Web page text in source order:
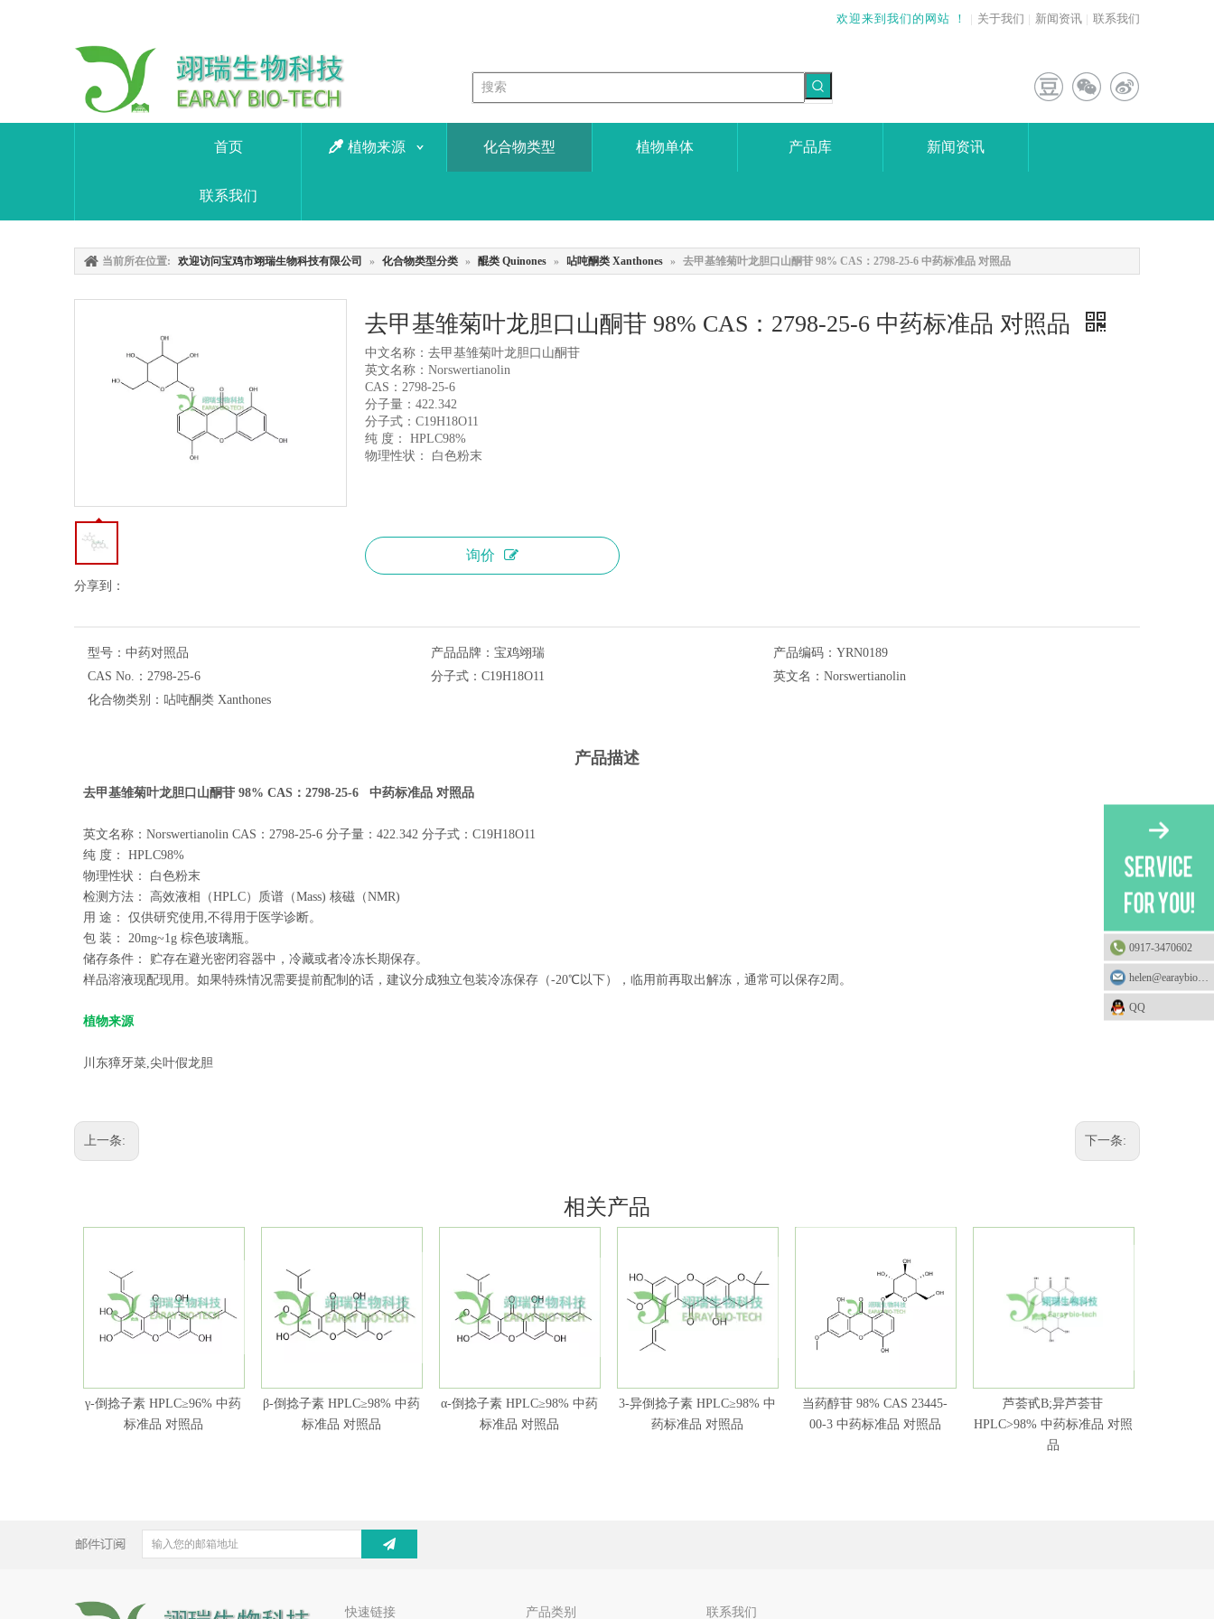
欢迎来到我们的网站 ！ | 关于我们 | 新闻资讯 | 联系我们
首页 植物来源 化合物类型 植物单体 产品库 新闻资讯
联系我们
当前所在位置: 欢迎访问宝鸡市翊瑞生物科技有限公司 » 化合物类型分类 » 醌类 Quinones » 呫吨酮类 Xanthones » 去甲基雏菊叶龙胆口山酮苷 98% CAS：2798-25-6 中药标准品 对照品
分享到：
去甲基雏菊叶龙胆口山酮苷 98% CAS：2798-25-6 中药标准品 对照品
中文名称：去甲基雏菊叶龙胆口山酮苷
英文名称：Norswertianolin
CAS：2798-25-6
分子量：422.342
分子式：C19H18O11
纯 度： HPLC98%
物理性状： 白色粉末
询价
型号： 中药对照品 产品品牌： 宝鸡翊瑞 产品编码： YRN0189
CAS No.： 2798-25-6 分子式： C19H18O11 英文名： Norswertianolin
化合物类别： 呫吨酮类 Xanthones
产品描述
去甲基雏菊叶龙胆口山酮苷 98% CAS：2798-25-6 中药标准品 对照品
英文名称：Norswertianolin CAS：2798-25-6 分子量：422.342 分子式：C19H18O11
纯 度： HPLC98%
物理性状： 白色粉末
检测方法： 高效液相（HPLC）质谱（Mass) 核磁（NMR)
用 途： 仅供研究使用,不得用于医学诊断。
包 装： 20mg~1g 棕色玻璃瓶。
储存条件： 贮存在避光密闭容器中，冷藏或者冷冻长期保存。
样品溶液现配现用。如果特殊情况需要提前配制的话，建议分成独立包装冷冻保存（-20℃以下），临用前再取出解冻，通常可以保存2周。
植物来源
川东獐牙菜,尖叶假龙胆
上一条: 下一条:
相关产品
γ-倒捻子素 HPLC≥96% 中药
标准品 对照品
β-倒捻子素 HPLC≥98% 中药
标准品 对照品
α-倒捻子素 HPLC≥98% 中药
标准品 对照品
3-异倒捻子素 HPLC≥98% 中
药标准品 对照品
当药醇苷 98% CAS 23445-
00-3 中药标准品 对照品
芦荟甙B;异芦荟苷
HPLC>98% 中药标准品 对照
品
快速链接 产品类别 联系我们
0917-3470602
QQ